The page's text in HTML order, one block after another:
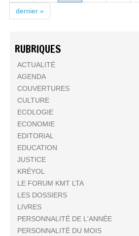
dernier »
RUBRIQUES
ACTUALITÉ
AGENDA
COUVERTURES
CULTURE
ECOLOGIE
ECONOMIE
EDITORIAL
EDUCATION
JUSTICE
KRÉYOL
LE FORUM KMT LTA
LES DOSSIERS
LIVRES
PERSONNALITÉ DE L'ANNÉE
PERSONNALITÉ DU MOIS